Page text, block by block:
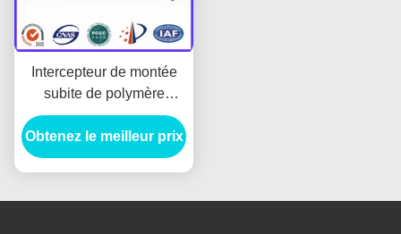
Intercepteur de montée
subite de polymère
d'oxyde de zinc d'Electric
Power au-dessus de la
protection ISO9001 de
Obtenez le meilleur prix